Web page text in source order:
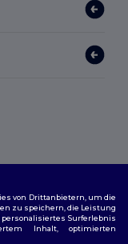
von Drittanbietern, um die
zu speichern, die Leistung
Surferlebnis
Inhalt, optimierten